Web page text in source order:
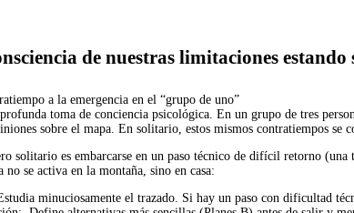
de nuestras limitaciones estando
a la emergencia en el “grupo de uno”
toma de conciencia psicológica. En un grupo de tres
sobre el mapa. En solitario, estos mismos contratiempos
solitario es embarcarse en un paso técnico de difícil retorno (una
se activa en la montaña, sino en casa:
minuciosamente el trazado. Si hay un paso con dificultad